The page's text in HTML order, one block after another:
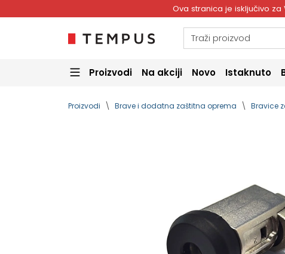
Ova stranica je isključivo
Proizvodi Na akciji Novo Istaknuto
Proizvodi Brave i dodatna zaštitna oprema Bravice